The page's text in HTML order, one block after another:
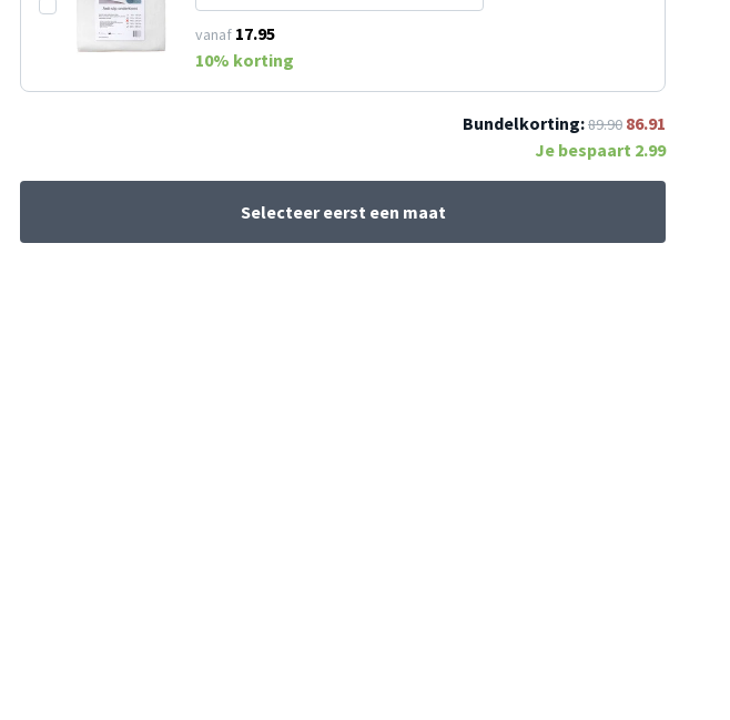
vanaf 17.95
10% korting
Bundelkorting:89.90 86.91
Je bespaart 2.99
Selecteer eerst een maat